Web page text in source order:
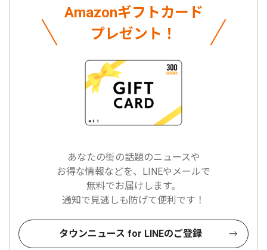
Amazonギフトカード
プレゼント！
あなたの街の話題のニュースや
お得な情報などを、LINEやメールで
無料でお届けします。
通知で見逃しも防げて便利です！
タウンニュース for LINEのご登録